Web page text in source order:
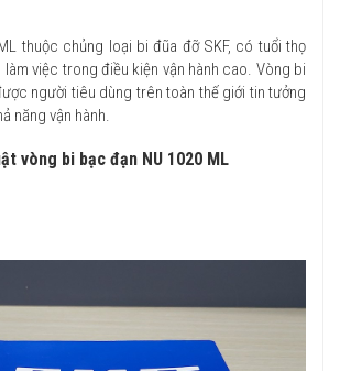
thuộc chủng loại bi đũa đỡ SKF, có tuổi thọ
làm việc trong điều kiện vận hành cao. Vòng bi
người tiêu dùng trên toàn thế giới tin tưởng
năng vận hành.
vòng bi bạc đạn NU 1020 ML